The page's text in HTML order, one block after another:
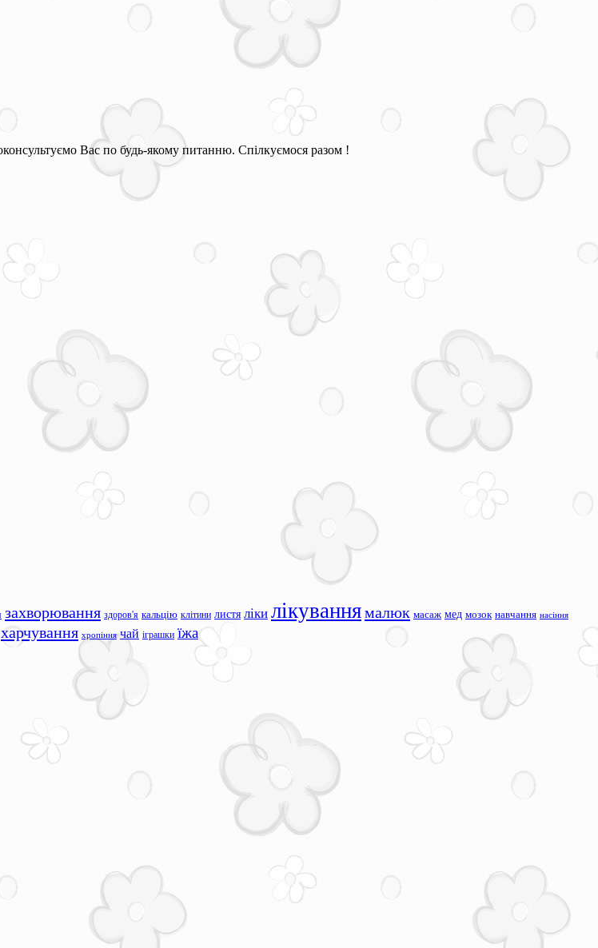
Вас по будь-якому питанню. Спілкуємося разом !
захворювання здоров'я кальцію клітини листя ліки лікуваннямалюк масаж мед мозок навчання насіння
харчування хропіння чай іграшки їжа